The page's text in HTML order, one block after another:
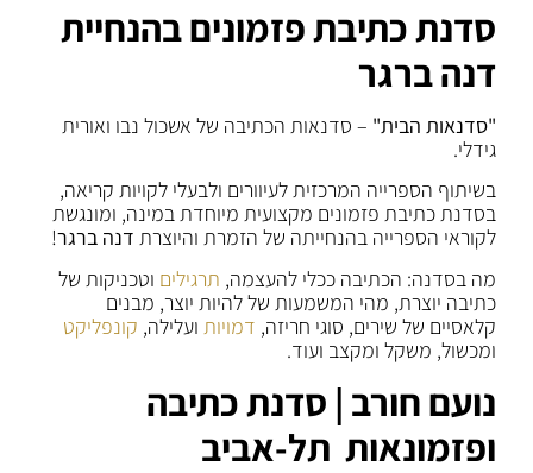
סדנת כתיבת פזמונים בהנחיית
דנה ברגר
"סדנאות הבית" – סדנאות הכתיבה של אשכול נבו ואורית
גידלי.
בשיתוף הספרייה המרכזית לעיוורים ולבעלי לקויות קריאה,
בסדנת כתיבת פזמונים מקצועית מיוחדת במינה, ומונגשת
לקוראי הספרייה בהנחייתה של הזמרת והיוצרת דנה ברגר!
מה בסדנה: הכתיבה ככלי להעצמה, תרגילים וטכניקות של
כתיבה יוצרת, מהי המשמעות של להיות יוצר, מבנים
קלאסיים של שירים, סוגי חריזה, דמויות ועלילה, קונפליקט
ומכשול, משקל ומקצב ועוד.
נועם חורב | סדנת כתיבה
ופזמונאות תל-אביב